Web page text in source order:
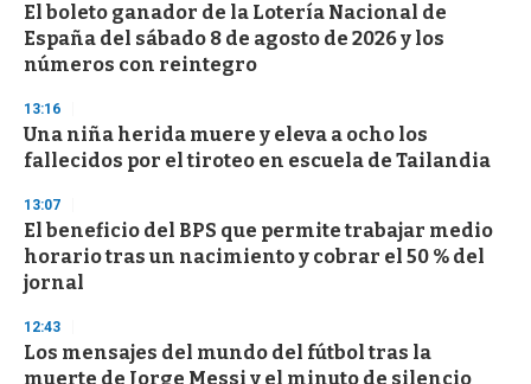
El boleto ganador de la Lotería Nacional de
España del sábado 8 de agosto de 2026 y los
números con reintegro
13:16
Una niña herida muere y eleva a ocho los
fallecidos por el tiroteo en escuela de Tailandia
13:07
El beneficio del BPS que permite trabajar medio
horario tras un nacimiento y cobrar el 50 % del
jornal
12:43
Los mensajes del mundo del fútbol tras la
muerte de Jorge Messi y el minuto de silencio